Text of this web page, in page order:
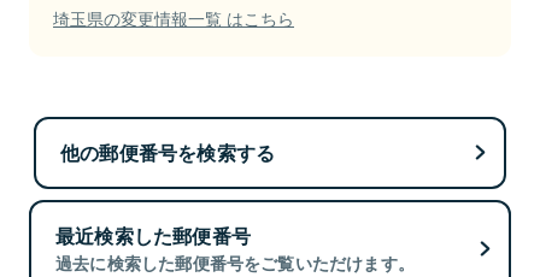
埼玉県の変更情報一覧 はこちら
他の郵便番号を検索する
最近検索した郵便番号
過去に検索した郵便番号をご覧いただけます。